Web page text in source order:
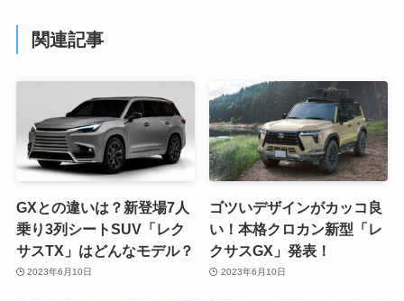
関連記事
GXとの違いは？新登場7人
乗り3列シートSUV「レク
サスTX」はどんなモデル？
2023年6月10日
ゴツいデザインがカッコ良
い！本格クロカン新型「レ
クサスGX」発表！
2023年6月10日